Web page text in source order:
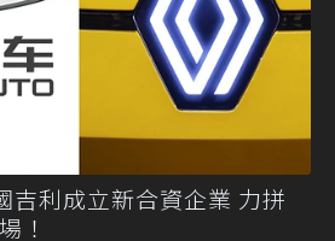
吉利成立新合資企業 力拼
！